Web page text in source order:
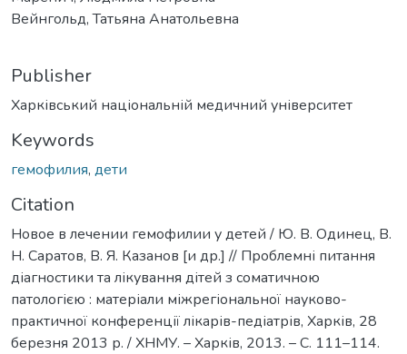
Вейнгольд, Татьяна Анатольевна
Publisher
Харківський національній медичний університет
Keywords
гемофилия, дети
Citation
Новое в лечении гемофилии у детей / Ю. В. Одинец, В.
Н. Саратов, В. Я. Казанов [и др.] // Проблемні питання
діагностики та лікування дітей з соматичною
патологією : матеріали міжрегіональної науково-
практичної конференції лікарів-педіатрів, Харків, 28
березня 2013 р. / ХНМУ. – Харків, 2013. – С. 111–114.